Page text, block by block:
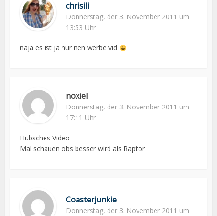
chrisili
Donnerstag, der 3. November 2011 um
13:53 Uhr
naja es ist ja nur nen werbe vid
noxiel
Donnerstag, der 3. November 2011 um
17:11 Uhr
Hübsches Video
Mal schauen obs besser wird als Raptor
Coasterjunkie
Donnerstag, der 3. November 2011 um